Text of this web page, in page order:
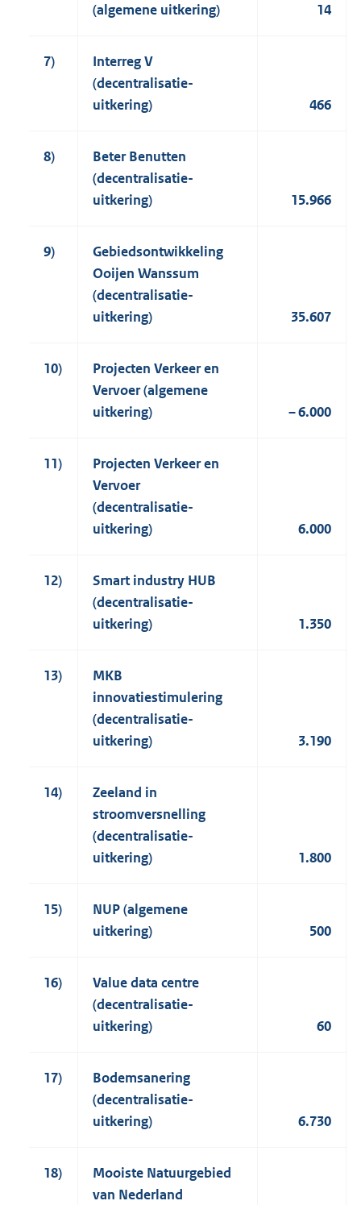
(algemene uitkering)
14
7)
Interreg V
(decentralisatie-
uitkering)
466
8)
Beter Benutten
(decentralisatie-
uitkering)
15.966
9)
Gebiedsontwikkeling
Ooijen Wanssum
(decentralisatie-
uitkering)
35.607
10)
Projecten Verkeer en
Vervoer (algemene
uitkering)
– 6.000
11)
Projecten Verkeer en
Vervoer
(decentralisatie-
uitkering)
6.000
12)
Smart industry HUB
(decentralisatie-
uitkering)
1.350
13)
MKB
innovatiestimulering
(decentralisatie-
uitkering)
3.190
14)
Zeeland in
stroomversnelling
(decentralisatie-
uitkering)
1.800
15)
NUP (algemene
uitkering)
500
16)
Value data centre
(decentralisatie-
uitkering)
60
17)
Bodemsanering
(decentralisatie-
uitkering)
6.730
18)
Mooiste Natuurgebied
van Nederland